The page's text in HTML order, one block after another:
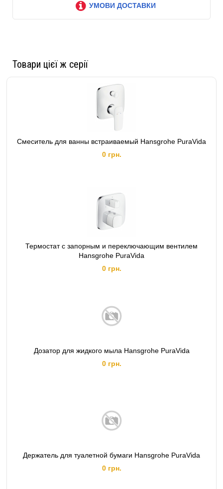
УМОВИ ДОСТАВКИ
Товари цієї ж серії
Смеситель для ванны встраиваемый Hansgrohe PuraVida
0 грн.
Термостат с запорным и переключающим вентилем
Hansgrohe PuraVida
0 грн.
Дозатор для жидкого мыла Hansgrohe PuraVida
0 грн.
Держатель для туалетной бумаги Hansgrohe PuraVida
0 грн.